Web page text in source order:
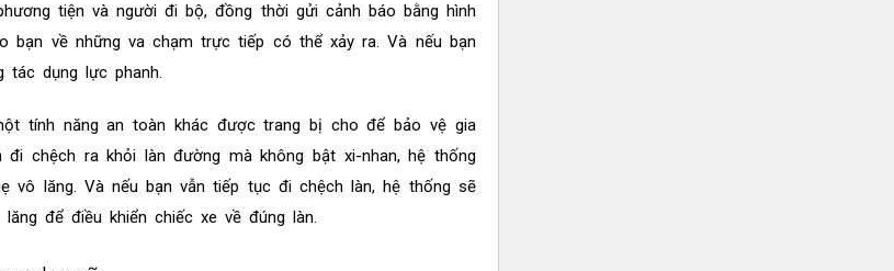
tiện và người đi bộ, đồng thời gửi cảnh báo bằng hình
bạn về những va chạm trực tiếp có thể xảy ra. Và nếu bạn
tác dụng lực phanh.
tính năng an toàn khác được trang bị cho để bảo vệ gia
chệch ra khỏi làn đường mà không bật xi-nhan, hệ thống
vô lăng. Và nếu bạn vẫn tiếp tục đi chệch làn, hệ thống sẽ
để điều khiển chiếc xe về đúng làn.